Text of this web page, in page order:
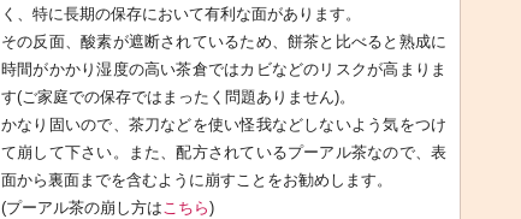
く、特に長期の保存において有利な面があります。
その反面、酸素が遮断されているため、餅茶と比べると熟成に
時間がかかり湿度の高い茶倉ではカビなどのリスクが高まりま
す(ご家庭での保存ではまったく問題ありません)。
かなり固いので、茶刀などを使い怪我などしないよう気をつけ
て崩して下さい。また、配方されているプーアル茶なので、表
面から裏面までを含むように崩すことをお勧めします。
(プーアル茶の崩し方は こちら)